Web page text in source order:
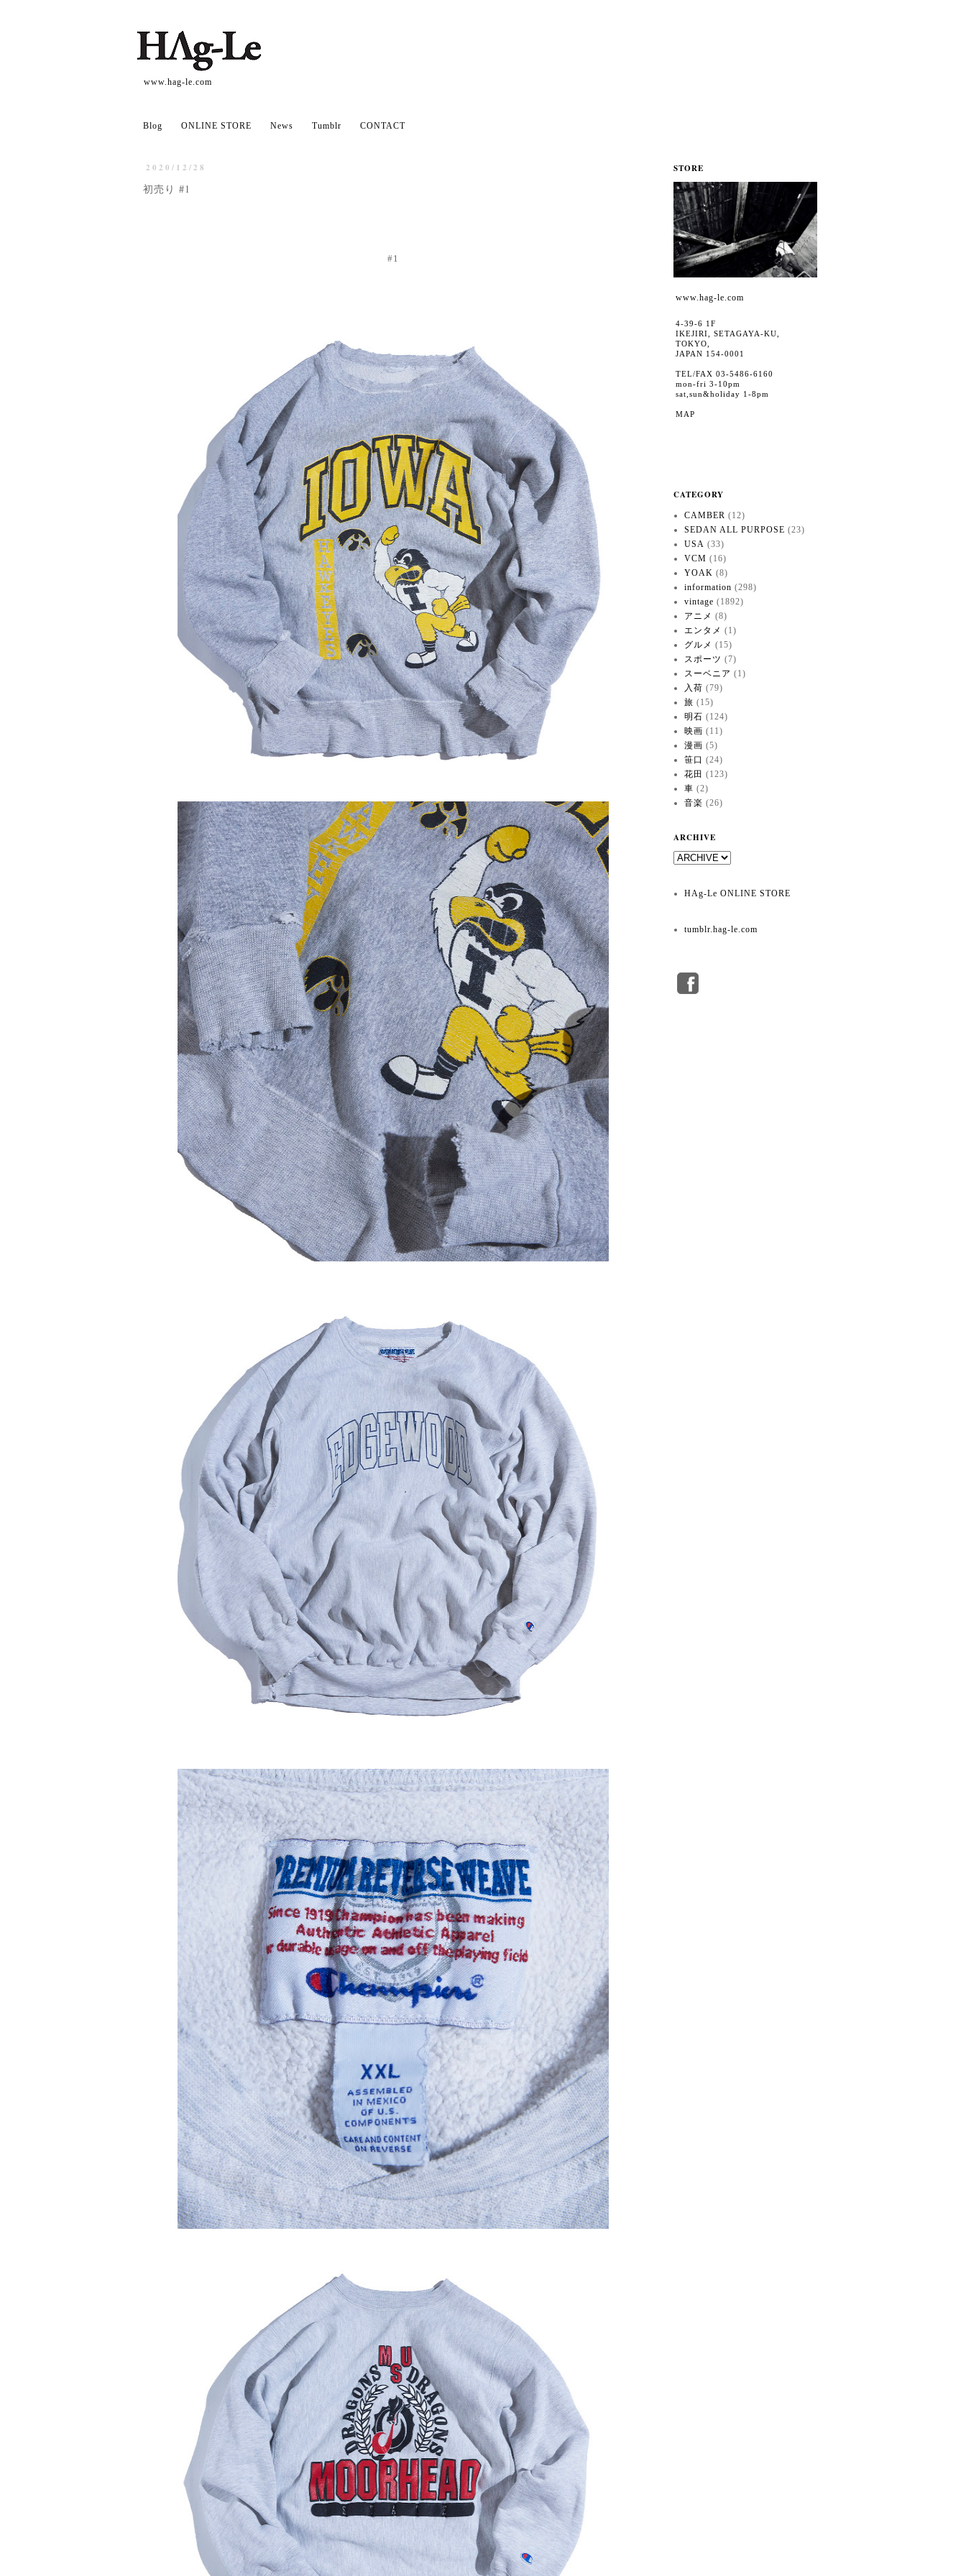
www.hag-le.com
Blog ONLINE STORE News Tumblr CONTACT
2020/12/28
初売り #1
#1
STORE
www.hag-le.com
4-39-6 1F
IKEJIRI, SETAGAYA-KU,
TOKYO,
JAPAN 154-0001
TEL/FAX 03-5486-6160
mon-fri 3-10pm
sat,sun&holiday 1-8pm
MAP
CATEGORY
CAMBER (12)
SEDAN ALL PURPOSE (23)
USA (33)
VCM (16)
YOAK (8)
information (298)
vintage (1892)
アニメ (8)
エンタメ (1)
グルメ (15)
スポーツ (7)
スーベニア (1)
入荷 (79)
旅 (15)
明石 (124)
映画 (11)
漫画 (5)
笹口 (24)
花田 (123)
車 (2)
音楽 (26)
ARCHIVE
HAg-Le ONLINE STORE
tumblr.hag-le.com